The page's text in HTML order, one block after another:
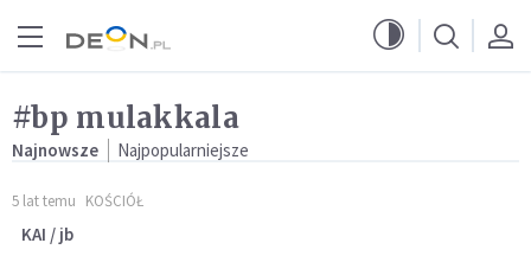
#bp mulakkala
Najnowsze Najpopularniejsze
5 lat temu KOŚCIÓŁ
KAI / jb